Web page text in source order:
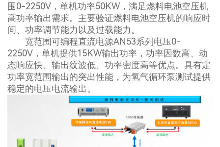
围0-2250V，单机功率50KW，满足燃料电池空压机
高功率输出需求。主要验证燃料电池空压机的响应时
间、功率调节能力以及过载能力。
宽范围可编程直流电源AN53系列电压0-
2250V，单机提供15KW输出功率，功率因数高、动
态响应快、输出纹波低、功率密度高等优点。具有定
功率宽范围输出的突出性能，为氢气循环泵测试提供
稳定的电压电流输出。